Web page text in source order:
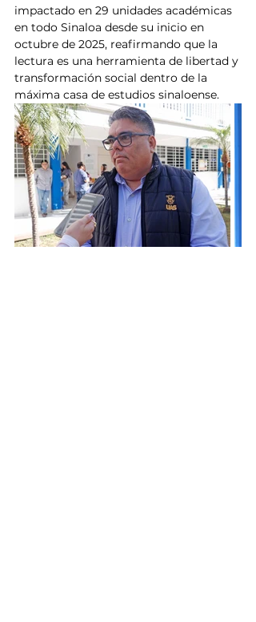
impactado en 29 unidades académicas
en todo Sinaloa desde su inicio en
octubre de 2025, reafirmando que la
lectura es una herramienta de libertad y
transformación social dentro de la
máxima casa de estudios sinaloense.